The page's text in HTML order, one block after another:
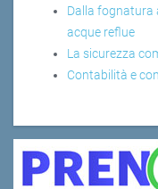
Dalla fognatura
acque reflue
La sicurezza
Contabilità e